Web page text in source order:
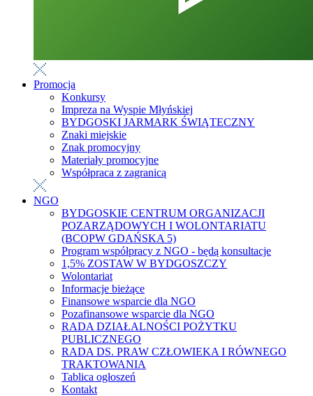
Promocja
Konkursy
Impreza na Wyspie Młyńskiej
BYDGOSKI JARMARK ŚWIĄTECZNY
Znaki miejskie
Znak promocyjny
Materiały promocyjne
Współpraca z zagranicą
NGO
BYDGOSKIE CENTRUM ORGANIZACJI
POZARZĄDOWYCH I WOLONTARIATU
(BCOPW GDAŃSKA 5)
Program współpracy z NGO - będą konsultacje
1,5% ZOSTAW W BYDGOSZCZY
Wolontariat
Informacje bieżące
Finansowe wsparcie dla NGO
Pozafinansowe wsparcie dla NGO
RADA DZIAŁALNOŚCI POŻYTKU
PUBLICZNEGO
RADA DS. PRAW CZŁOWIEKA I RÓWNEGO
TRAKTOWANIA
Tablica ogłoszeń
Kontakt